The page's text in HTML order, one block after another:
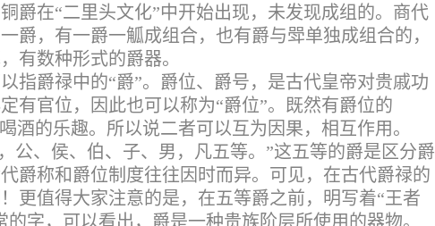
爵在“二里头文化”中开始出现，未发现成组的。商代
爵，有一爵一觚成组合，也有爵与斝单独成组合的，
有数种形式的爵器。
指爵禄中的“爵”。 爵位、爵号，是古代皇帝对贵戚功
有官位，因此也可以称为“爵位”。既然有爵位的
酒的乐趣。所以说二者可以互为因果，相互作用。
公、侯、伯、子、男，凡五等。”这五等的爵是区分爵
爵称和爵位制度往往因时而异。 可见，在古代爵禄的
更值得大家注意的是，在五等爵之前，明写着“王者
字，可以看出，爵是一种贵族阶层所使用的器物。